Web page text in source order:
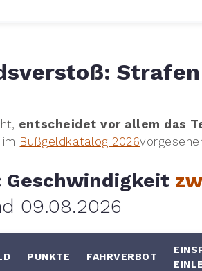
entscheidet vor allem das
Bußgeldkatalog 2026
09.08.2026
PUNKTE FAHRVERBOT